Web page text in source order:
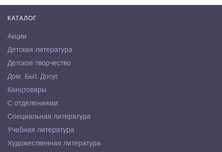
КАТАЛОГ
Акции
Детская литература
Детское творчество
Дом. Быт. Досуг.
Канцтовары
С отделениями
Специальная литература
Учебная литература
Художественная литература